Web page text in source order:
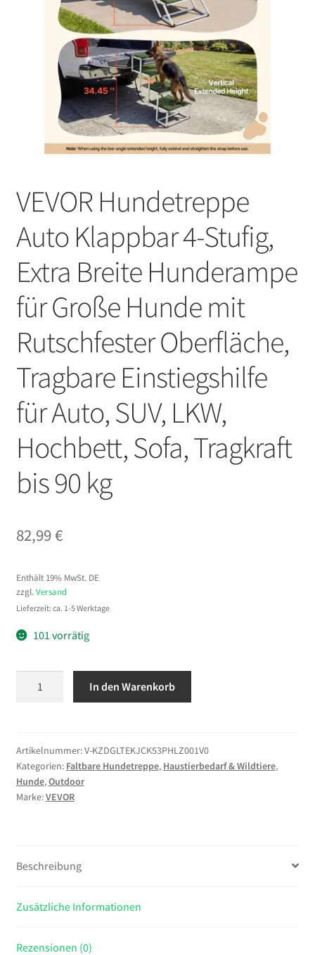
VEVOR Hundetreppe
Auto Klappbar 4-Stufig,
Extra Breite Hunderampe
für Große Hunde mit
Rutschfester Oberfläche,
Tragbare Einstiegshilfe
für Auto, SUV, LKW,
Hochbett, Sofa, Tragkraft
bis 90 kg
82,99€
Enthält 19% MwSt. DE
zzgl. Versand
Lieferzeit: ca. 1-5 Werktage
101 vorrätig
4-
Stufig,
Extra
Breite
Hunde
Rutschfester
Tragbare
In den Warenkorb
Artikelnummer:V-KZDGLTEKJCK53PHLZ001V0
Kategorien: Faltbare Hundetreppe, Haustierbedarf & Wildtiere,
Hunde,Outdoor
Marke:VEVOR
Beschreibung
Zusätzliche Informationen
Rezensionen (0)